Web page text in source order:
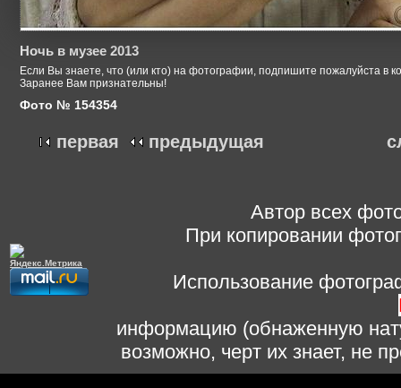
Ночь в музее 2013
Если Вы знаете, что (или кто) на фотографии, подпишите пожалуйста в
Заранее Вам признательны!
Фото № 154354
первая предыдущая
Автор всех
При копировании
Использование
информацию (обнаженную
возможно, черт их знает, не